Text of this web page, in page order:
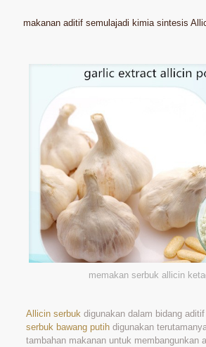
makanan aditif semulajadi kimia sintesis
memakan serbuk allicin
Allicin serbukdigunakan dalam bidang
serbuk bawang putihdigunakan
tambahan makanan untuk membangunkan